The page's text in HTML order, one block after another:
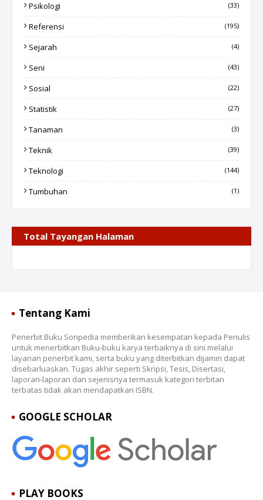
Psikologi (33)
Referensi (195)
Sejarah (4)
Seni (43)
Sosial (22)
Statistik (27)
Tanaman (3)
Teknik (39)
Teknologi (144)
Tumbuhan (1)
Total Tayangan Halaman
Tentang Kami
Penerbit Buku Sonpedia memberikan kesempatan kepada Penulis
untuk menerbitkan Buku-buku karya terbaiknya di sini melalui
layanan penerbit kami, serta buku yang diterbitkan dijamin dapat
disebarluaskan. Tugas akhir seperti Skripsi, Tesis, Disertasi,
laporan-laporan dan sejenisnya termasuk kategori terbitan
terbatas tidak akan mendapatkan ISBN.
GOOGLE SCHOLAR
PLAY BOOKS